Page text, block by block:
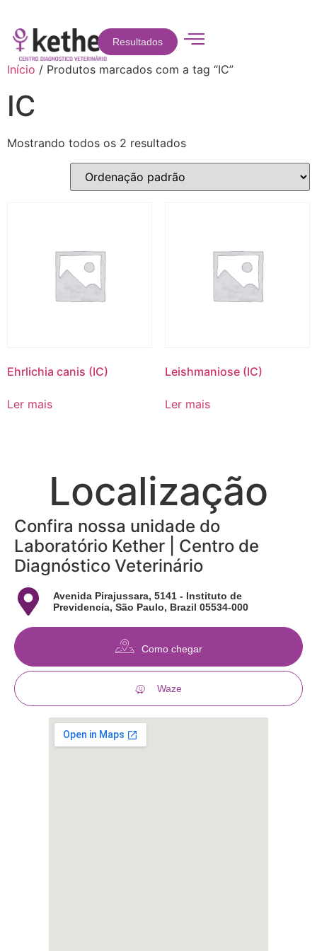
Resultados
Início / Produtos marcados com a tag “IC”
IC
Mostrando todos os 2 resultados
Ehrlichia canis (IC)
Ler mais
Leishmaniose (IC)
Ler mais
Localização
Confira nossa unidade do
Laboratório Kether | Centro de
Diagnóstico Veterinário
Avenida Pirajussara, 5141 - Instituto de
Previdencia, São Paulo, Brazil 05534-000
Como chegar
Waze